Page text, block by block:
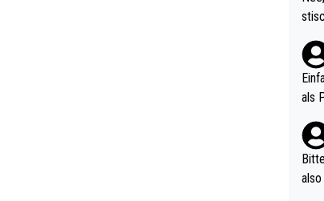
(in
als
nes
ttler
vV
als